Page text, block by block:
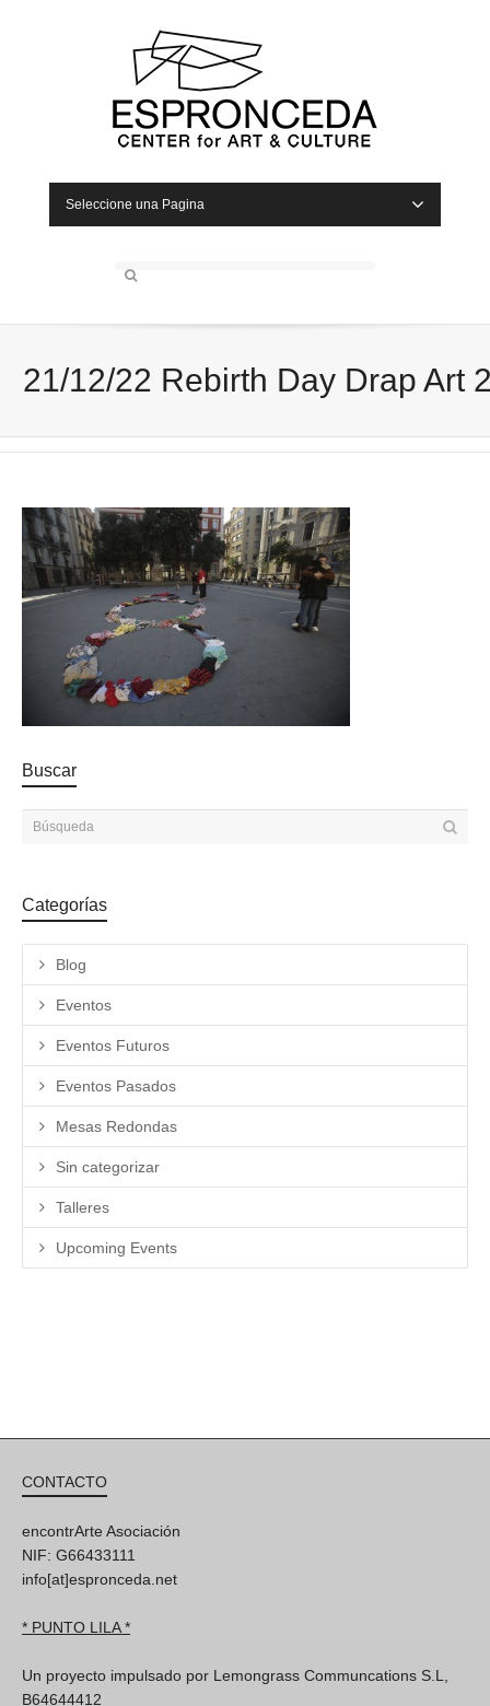
Seleccione una Pagina
21/12/22 Rebirth Day Drap Art
Buscar
Categorías
Blog
Eventos
Eventos Futuros
Eventos Pasados
Mesas Redondas
Sin categorizar
Talleres
Upcoming Events
CONTACTO
encontrArte Asociación
NIF: G66433111
info[at]espronceda.net
* PUNTO LILA *
Un proyecto impulsado por Lemongrass Communcations S.L,
B64644412